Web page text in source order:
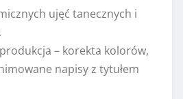
ujęć tanecznych i
– korekta kolorów,
napisy z tytułem